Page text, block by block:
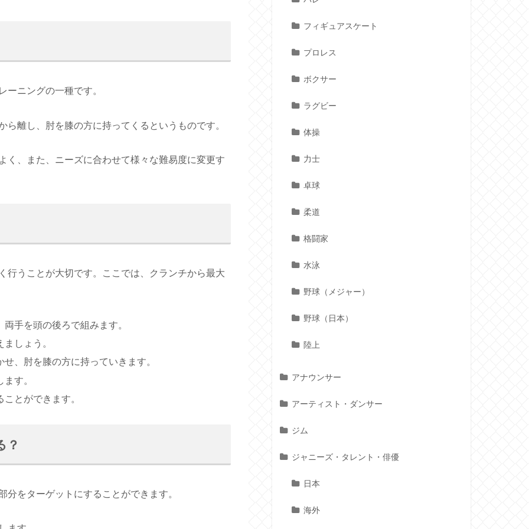
ーニングの一種です。
離し、肘を膝の方に持ってくるというものです。
く、また、ニーズに合わせて様々な難易度に変更す
行うことが大切です。ここでは、クランチから最大
手を頭の後ろで組みます。
しょう。
、肘を膝の方に持っていきます。
す。
とができます。
？
をターゲットにすることができます。
フィギュアスケート
プロレス
ボクサー
ラグビー
体操
力士
卓球
柔道
格闘家
水泳
野球（メジャー）
野球（日本）
陸上
アナウンサー
アーティスト・ダンサー
ジム
ジャニーズ・タレント・俳優
日本
海外